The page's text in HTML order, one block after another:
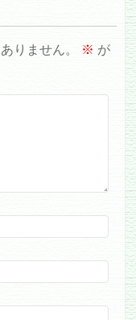
りません。 ※ が